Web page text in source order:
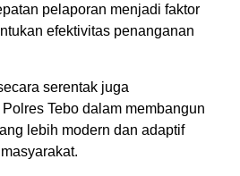
pelaporan menjadi faktor
efektivitas penanganan
serentak juga
Tebo dalam membangun
lebih modern dan adaptif